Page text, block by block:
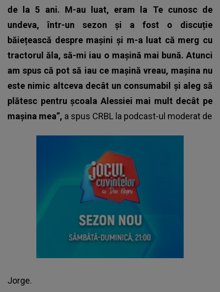
de la 5 ani. M-au luat, eram la Te cunosc de
undeva, într-un sezon și a fost o discuție
băiețească despre mașini și m-a luat că merg cu
tractorul ăla, să-mi iau o mașină mai bună. Atunci
am spus că pot să iau ce mașină vreau, mașina nu
este nimic altceva decât un consumabil și aleg să
plătesc pentru școala Alessiei mai mult decât pe
mașina mea”, a spus CRBL la podcast-ul moderat de
Jorge.